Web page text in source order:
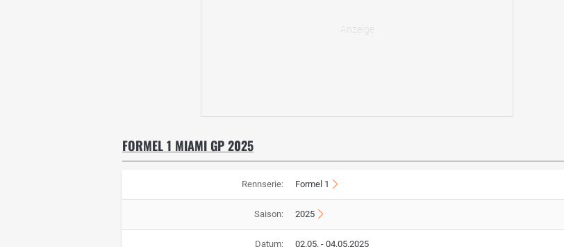
FORMEL 1 MIAMI GP 2025
Rennserie: Formel 1
Saison: 2025
Datum: 02.05. - 04.05.2025